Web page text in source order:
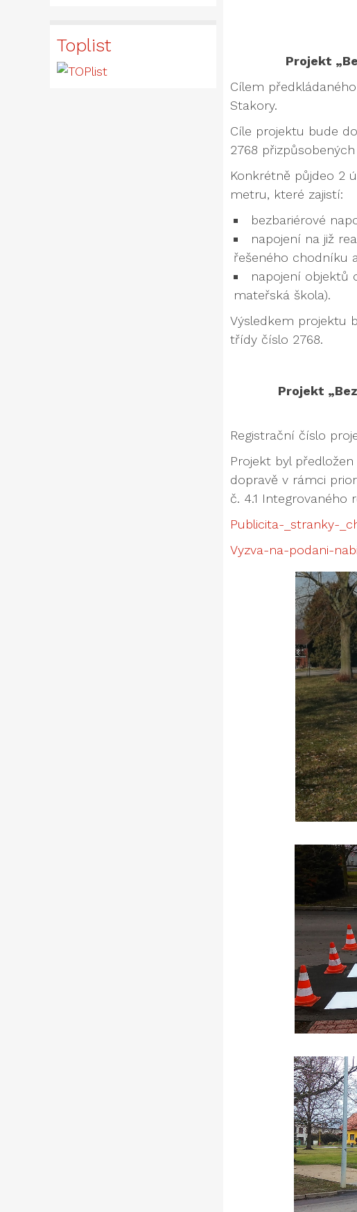
Toplist
Projekt
Cílem
Stakory.
Cíle projektu bude
2768
Konkrétně půjdeo 2
metru, které zajistí:
bezbariérové
napojení na již
řešeného chodníku
napojení objektů
mateřská škola).
Výsledkem projektu
třídy číslo 2768.
Projekt
Registrační číslo
Projekt byl
dopravě v rámci
č. 4.1 Integrovaného
Publicita-_stranky-
Vyzva-na-podani-